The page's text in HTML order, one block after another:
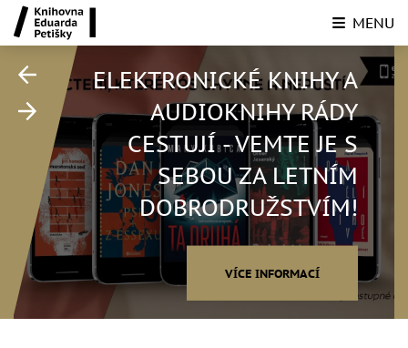
ELEKTRONICKÉ KNIHY A
AUDIOKNIHY RÁDY
CESTUJÍ - VEMTE JE S
SEBOU ZA LETNÍM
DOBRODRUŽSTVÍM!
VÍCE INFORMACÍ
MENU